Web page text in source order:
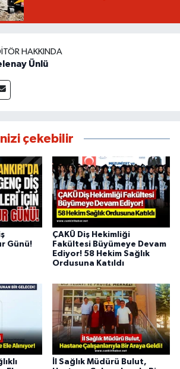
HAKKINDA
Ünlü
çekebilir
Günü!
ÇAKÜ Diş Hekimliği
Fakültesi Büyümeye Devam
Ediyor! 58 Hekim Sağlık
Ordusuna Katıldı
İl Sağlık Müdürü Bulut,